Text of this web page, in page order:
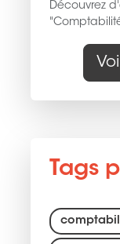
Découvrez
Tags